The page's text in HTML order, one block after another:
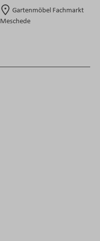
Gartenmöbel Fachmarkt
Meschede